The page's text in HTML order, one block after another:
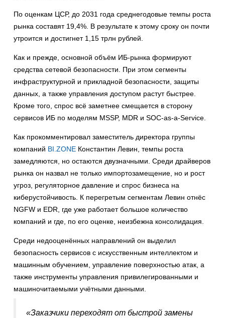
По оценкам ЦСР, до 2031 года среднегодовые темпы роста
рынка составят 19,4%. В результате к этому сроку он почти
утроится и достигнет 1,15 трлн рублей.
Как и прежде, основной объём ИБ-рынка формируют
средства сетевой безопасности. При этом сегменты
инфраструктурной и прикладной безопасности, защиты
данных, а также управления доступом растут быстрее.
Кроме того, спрос всё заметнее смещается в сторону
сервисов ИБ по моделям MSSP, MDR и SOC-as-a-Service.
Как прокомментировал заместитель директора группы
компаний BI.ZONE Константин Левин, темпы роста
замедляются, но остаются двузначными. Среди драйверов
рынка он назвал не только импортозамещение, но и рост
угроз, регуляторное давление и спрос бизнеса на
киберустойчивость. К перегретым сегментам Левин отнёс
NGFW и EDR, где уже работает большое количество
компаний и где, по его оценке, неизбежна консолидация.
Среди недооценённых направлений он выделил
безопасность сервисов с искусственным интеллектом и
машинным обучением, управление поверхностью атак, а
также инструменты управления привилегированными и
машиночитаемыми учётными данными.
«Заказчики переходят от быстрой замены